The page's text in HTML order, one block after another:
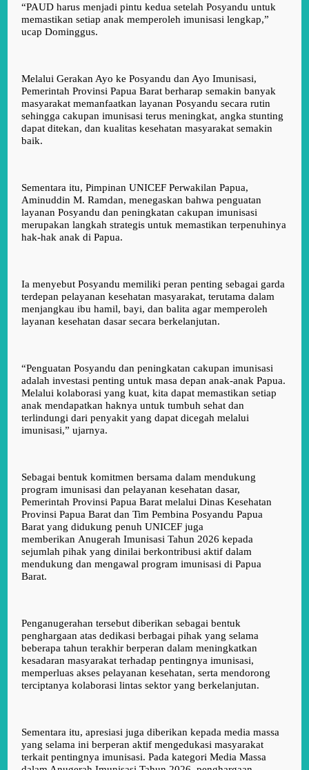
“PAUD harus menjadi pintu kedua setelah Posyandu untuk
memastikan setiap anak memperoleh imunisasi lengkap,”
ucap Dominggus.
Melalui Gerakan Ayo ke Posyandu dan Ayo Imunisasi,
Pemerintah Provinsi Papua Barat berharap semakin banyak
masyarakat memanfaatkan layanan Posyandu secara rutin
sehingga cakupan imunisasi terus meningkat, angka stunting
dapat ditekan, dan kualitas kesehatan masyarakat semakin
baik.
Sementara itu, Pimpinan UNICEF Perwakilan Papua,
Aminuddin M. Ramdan, menegaskan bahwa penguatan
layanan Posyandu dan peningkatan cakupan imunisasi
merupakan langkah strategis untuk memastikan terpenuhinya
hak-hak anak di Papua.
Ia menyebut Posyandu memiliki peran penting sebagai garda
terdepan pelayanan kesehatan masyarakat, terutama dalam
menjangkau ibu hamil, bayi, dan balita agar memperoleh
layanan kesehatan dasar secara berkelanjutan.
“Penguatan Posyandu dan peningkatan cakupan imunisasi
adalah investasi penting untuk masa depan anak-anak Papua.
Melalui kolaborasi yang kuat, kita dapat memastikan setiap
anak mendapatkan haknya untuk tumbuh sehat dan
terlindungi dari penyakit yang dapat dicegah melalui
imunisasi,” ujarnya.
Sebagai bentuk komitmen bersama dalam mendukung
program imunisasi dan pelayanan kesehatan dasar,
Pemerintah Provinsi Papua Barat melalui Dinas Kesehatan
Provinsi Papua Barat dan Tim Pembina Posyandu Papua
Barat yang didukung penuh UNICEF juga
memberikan Anugerah Imunisasi Tahun 2026 kepada
sejumlah pihak yang dinilai berkontribusi aktif dalam
mendukung dan mengawal program imunisasi di Papua
Barat.
Penganugerahan tersebut diberikan sebagai bentuk
penghargaan atas dedikasi berbagai pihak yang selama
beberapa tahun terakhir berperan dalam meningkatkan
kesadaran masyarakat terhadap pentingnya imunisasi,
memperluas akses pelayanan kesehatan, serta mendorong
terciptanya kolaborasi lintas sektor yang berkelanjutan.
Sementara itu, apresiasi juga diberikan kepada media massa
yang selama ini berperan aktif mengedukasi masyarakat
terkait pentingnya imunisasi. Pada kategori Media Massa